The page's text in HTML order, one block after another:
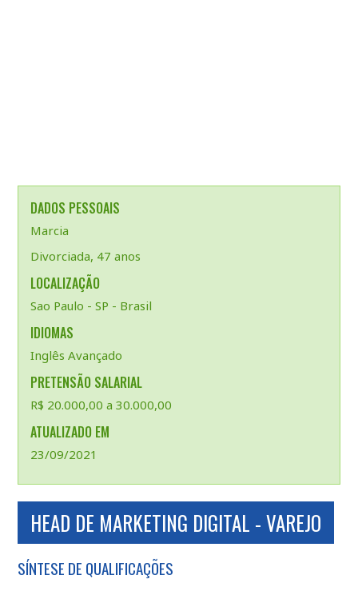
DADOS PESSOAIS
Marcia
Divorciada, 47 anos
LOCALIZAÇÃO
Sao Paulo - SP - Brasil
IDIOMAS
Inglês Avançado
PRETENSÃO SALARIAL
R$ 20.000,00 a 30.000,00
ATUALIZADO EM
23/09/2021
HEAD DE MARKETING DIGITAL - VAREJO
SÍNTESE DE QUALIFICAÇÕES